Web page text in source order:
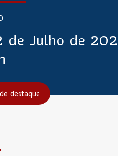
de Julho de
destaque